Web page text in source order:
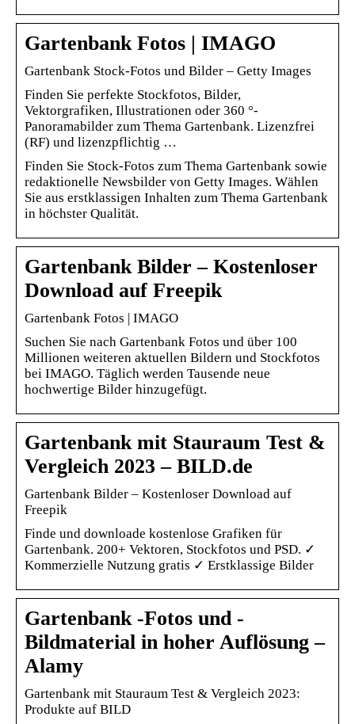
Gartenbank Fotos | IMAGO
Gartenbank Stock-Fotos und Bilder – Getty Images
Finden Sie perfekte Stockfotos, Bilder,
Vektorgrafiken, Illustrationen oder 360 °-
Panoramabilder zum Thema Gartenbank. Lizenzfrei
(RF) und lizenzpflichtig …
Finden Sie Stock-Fotos zum Thema Gartenbank sowie
redaktionelle Newsbilder von Getty Images. Wählen
Sie aus erstklassigen Inhalten zum Thema Gartenbank
in höchster Qualität.
Gartenbank Bilder – Kostenloser
Download auf Freepik
Gartenbank Fotos | IMAGO
Suchen Sie nach Gartenbank Fotos und über 100
Millionen weiteren aktuellen Bildern und Stockfotos
bei IMAGO. Täglich werden Tausende neue
hochwertige Bilder hinzugefügt.
Gartenbank mit Stauraum Test &
Vergleich 2023 – BILD.de
Gartenbank Bilder – Kostenloser Download auf
Freepik
Finde und downloade kostenlose Grafiken für
Gartenbank. 200+ Vektoren, Stockfotos und PSD. ✓
Kommerzielle Nutzung gratis ✓ Erstklassige Bilder
Gartenbank -Fotos und -
Bildmaterial in hoher Auflösung –
Alamy
Gartenbank mit Stauraum Test & Vergleich 2023:
Produkte auf BILD